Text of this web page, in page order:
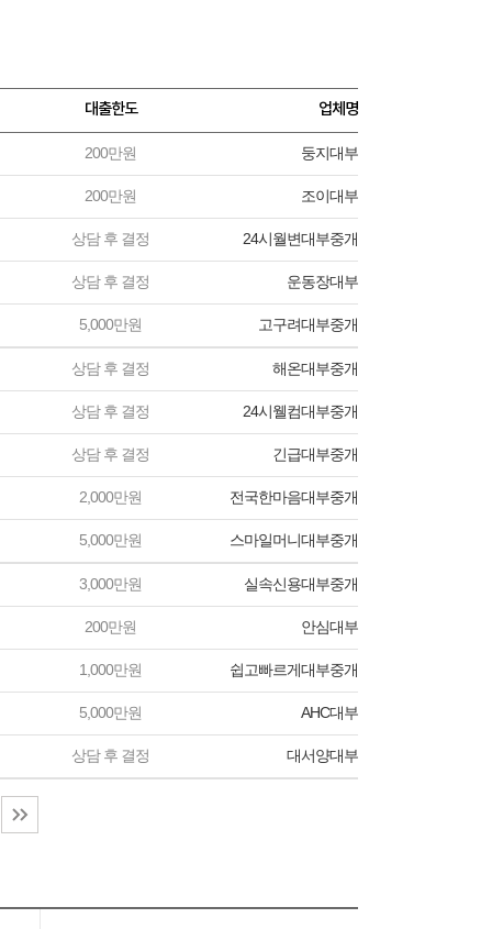
대출한도 업체명
200만원 둥지대부
200만원 조이대부
상담 후 결정 24시월변대부중개
상담 후 결정 운동장대부
5,000만원 고구려대부중개
상담 후 결정 해온대부중개
상담 후 결정 24시웰컴대부중개
상담 후 결정 긴급대부중개
2,000만원 전국한마음대부중개
5,000만원 스마일머니대부중개
3,000만원 실속신용대부중개
200만원 안심대부
1,000만원 쉽고빠르게대부중개
5,000만원 AHC대부
상담 후 결정 대서양대부